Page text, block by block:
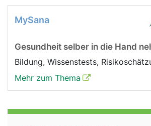
MySana
Gesundheit selber in die Hand
Bildung, Wissenstests,
Mehr zum Thema